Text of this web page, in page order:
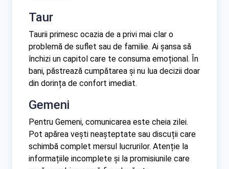
Taur
Taurii primesc ocazia de a privi mai clar o
problemă de suflet sau de familie. Ai șansa să
închizi un capitol care te consuma emoțional. În
bani, păstrează cumpătarea și nu lua decizii doar
din dorința de confort imediat.
Gemeni
Pentru Gemeni, comunicarea este cheia zilei.
Pot apărea vești neașteptate sau discuții care
schimbă complet mersul lucrurilor. Atenție la
informațiile incomplete și la promisiunile care